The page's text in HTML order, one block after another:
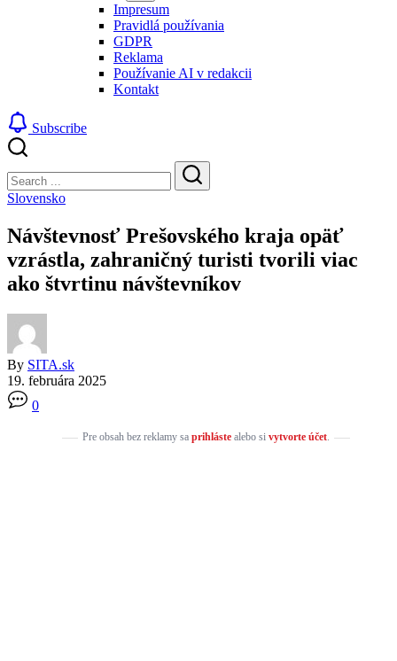
Impresum
Pravidlá používania
GDPR
Reklama
Používanie AI v redakcii
Kontakt
Subscribe
Search
Search
Slovensko
Návštevnosť Prešovského kraja opäť
vzrástla, zahraničný turisti tvorili viac
ako štvrtinu návštevníkov
By SITA.sk
19. februára 2025
0
Pre obsah bez reklamy sa prihlástealebo si vytvorte účet.